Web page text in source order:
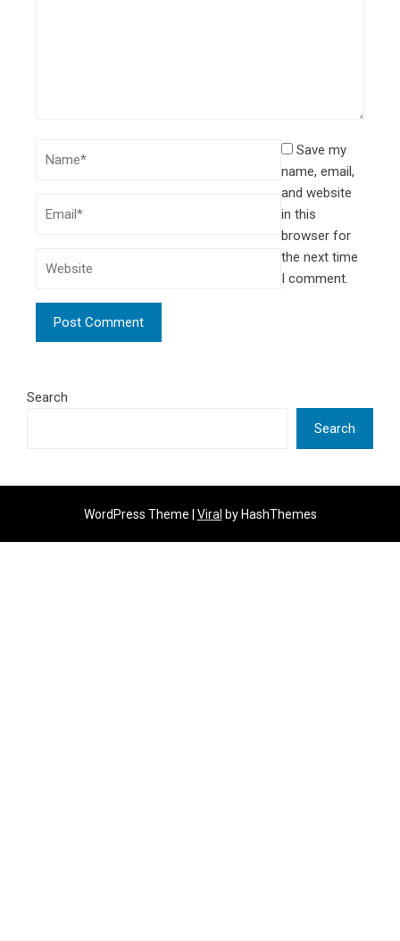
Save my
name, email,
and website
in this
browser for
the next time
I comment.
Search
Search
WordPress Theme | Viral by HashThemes